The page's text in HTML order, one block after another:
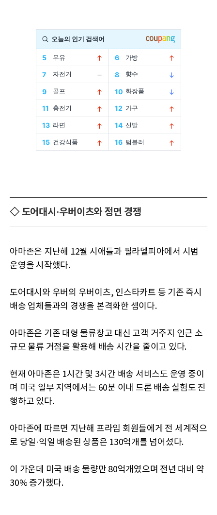
◇ 도어대시·우버이츠와 정면 경쟁
아마존은 지난해 12월 시애틀과 필라델피아에서 시범
운영을 시작했다.
도어대시와 우버의 우버이츠, 인스타카트 등 기존 즉시
배송 업체들과의 경쟁을 본격화한 셈이다.
아마존은 기존 대형 물류창고 대신 고객 거주지 인근 소
규모 물류 거점을 활용해 배송 시간을 줄이고 있다.
현재 아마존은 1시간 및 3시간 배송 서비스도 운영 중이
며 미국 일부 지역에서는 60분 이내 드론 배송 실험도 진
행하고 있다.
아마존에 따르면 지난해 프라임 회원들에게 전 세계적으
로 당일·익일 배송된 상품은 130억개를 넘어섰다.
이 가운데 미국 배송 물량만 80억개였으며 전년 대비 약
30% 증가했다.